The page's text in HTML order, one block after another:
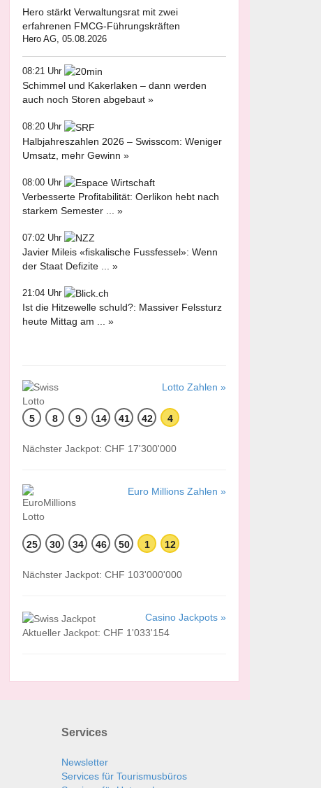
Hero stärkt Verwaltungsrat mit zwei
erfahrenen FMCG-Führungskräften
Hero AG, 05.08.2026
08:21 Uhr
Schimmel und Kakerlaken – dann werden
auch noch Storen abgebaut »
08:20 Uhr
Halbjahreszahlen 2026 – Swisscom: Weniger
Umsatz, mehr Gewinn »
08:00 Uhr
Verbesserte Profitabilität: Oerlikon hebt nach
starkem Semester ... »
07:02 Uhr
Javier Mileis «fiskalische Fussfessel»: Wenn
der Staat Defizite ... »
21:04 Uhr
Ist die Hitzewelle schuld?: Massiver Felssturz
heute Mittag am ... »
Lotto Zahlen »
5 8 9 14 41 42 4
Nächster Jackpot: CHF 17'300'000
Euro Millions Zahlen »
25 30 34 46 50 1 12
Nächster Jackpot: CHF 103'000'000
Casino Jackpots »
Aktueller Jackpot: CHF 1'033'154
Services
Newsletter
Services für Tourismusbüros